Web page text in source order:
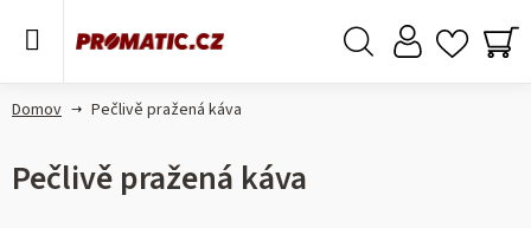
Domov Pečlivě pražená káva
Pečlivě pražená káva